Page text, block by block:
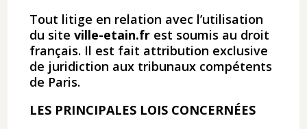
Tout litige en relation avec l’utilisation
du siteville-etain.fr est soumis au droit
français. Il est fait attribution exclusive
de juridiction aux tribunaux compétents
de Paris.
LES PRINCIPALES LOIS CONCERNÉES